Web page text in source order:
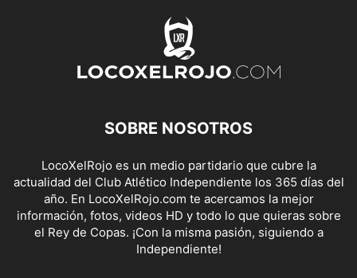
SOBRE NOSOTROS
LocoXelRojo es un medio partidario que cubre la
actualidad del Club Atlético Independiente los 365 días del
año. En LocoXelRojo.com te acercamos la mejor
información, fotos, videos HD y todo lo que quieras sobre
el Rey de Copas. ¡Con la misma pasión, siguiendo a
Independiente!